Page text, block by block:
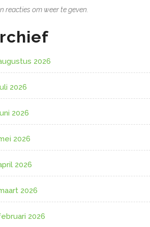
reacties om weer te geven.
2026
2026
2026
2026
2026
2026
2026